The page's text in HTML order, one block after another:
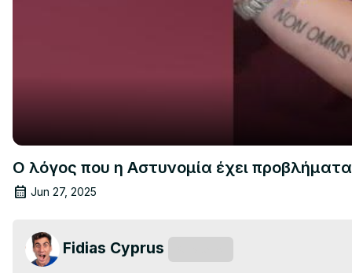
Ο λόγος που η Αστυνομία έχει προβλήματα
Jun 27, 2025
Fidias Cyprus